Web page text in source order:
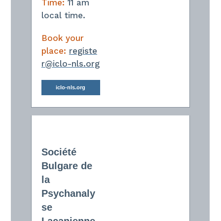
Time: 11 am
local time.
Book your
place: registe
r@iclo-nls.org
iclo-nls.org
Société
Bulgare de
la
Psychanaly
se